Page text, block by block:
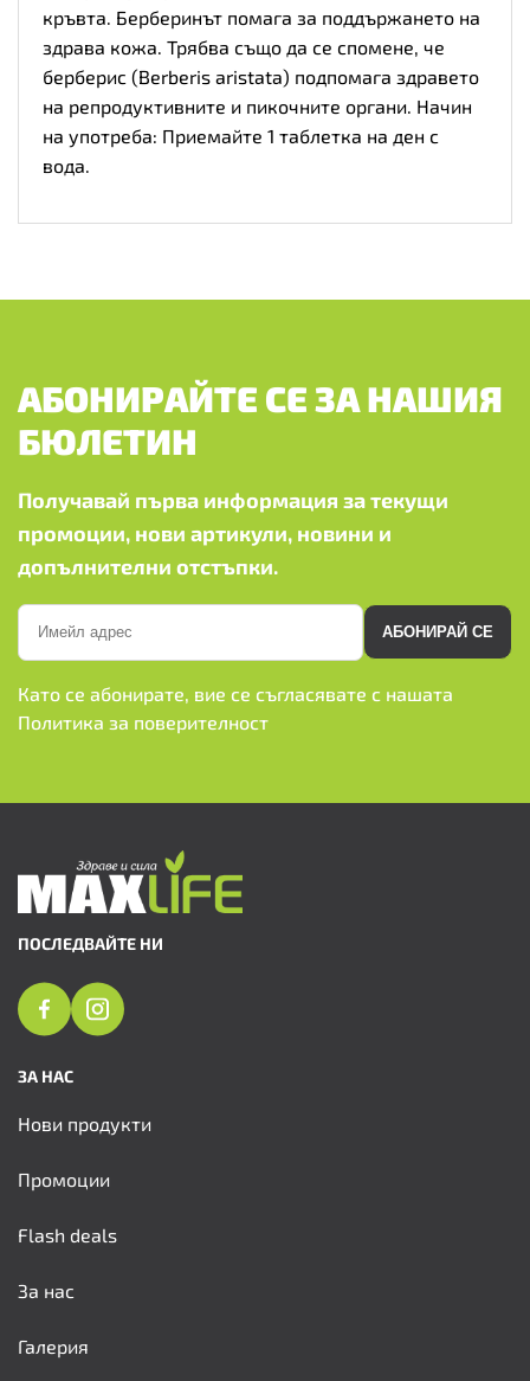
кръвта. Берберинът помага за поддържането на
здрава кожа. Трябва също да се спомене, че
берберис (Berberis aristata) подпомага здравето
на репродуктивните и пикочните органи. Начин
на употреба: Приемайте 1 таблетка на ден с
вода.
АБОНИРАЙТЕ СЕ ЗА НАШИЯ
БЮЛЕТИН
Получавай първа информация за текущи
промоции, нови артикули, новини и
допълнителни отстъпки.
АБОНИРАЙ СЕ
Като се абонирате, вие се съгласявате с нашата
Политика за поверителност
ПОСЛЕДВАЙТЕ НИ
ЗА НАС
Нови продукти
Промоции
Flash deals
За нас
Галерия